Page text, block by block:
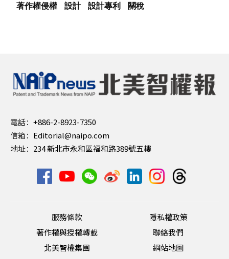
著作權侵權
設計 設計專利 關稅
電話： +886-2-8923-7350
信箱： Editorial@naipo.com
地址： 234 新北市永和區福和路389號五樓
服務條款
隱私權政策
著作權與授權轉載
聯絡我們
北美智權集團
網站地圖